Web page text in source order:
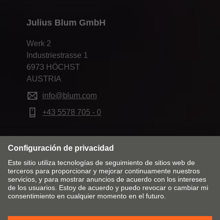
Julius Blum GmbH
Werk 2
Industriestrasse 1
6973 HÖCHST
AUSTRIA
info@blum.com
+43 5578 705 - 0
Cambiar mercado e idioma
Contacto Pie de imprenta